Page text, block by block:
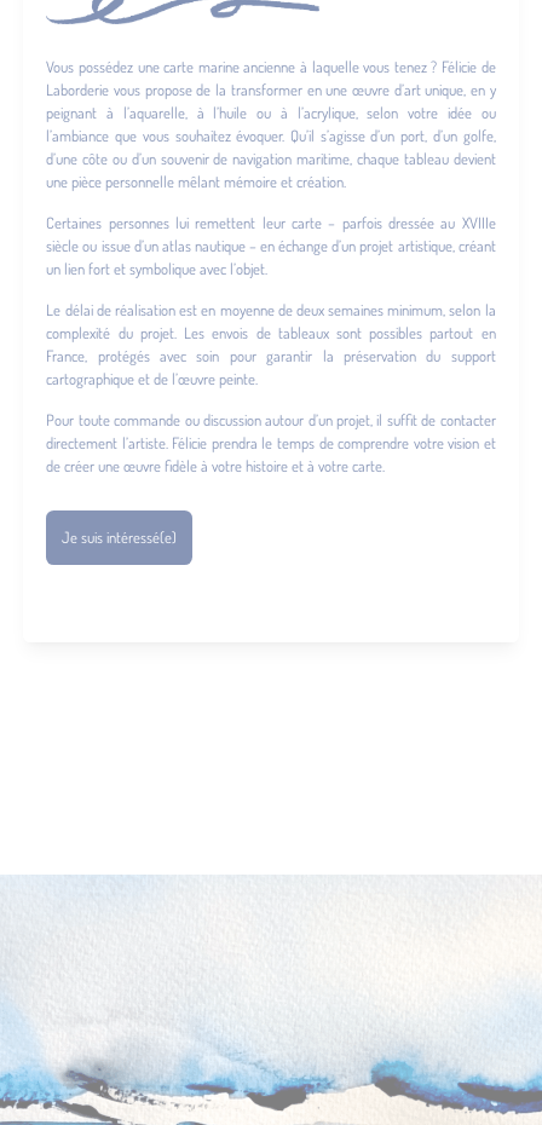
Vous possédez une carte marine ancienne à laquelle vous tenez ? Félicie de
Laborderie vous propose de la transformer en une œuvre d’art unique, en y
peignant à l’aquarelle, à l’huile ou à l’acrylique, selon votre idée ou
l’ambiance que vous souhaitez évoquer. Qu’il s’agisse d’un port, d’un golfe,
d’une côte ou d’un souvenir de navigation maritime, chaque tableau devient
une pièce personnelle mêlant mémoire et création.
Certaines personnes lui remettent leur carte – parfois dressée au XVIIIe
siècle ou issue d’un atlas nautique – en échange d’un projet artistique, créant
un lien fort et symbolique avec l’objet.
Le délai de réalisation est en moyenne de deux semaines minimum, selon la
complexité du projet. Les envois de tableaux sont possibles partout en
France, protégés avec soin pour garantir la préservation du support
cartographique et de l’œuvre peinte.
Pour toute commande ou discussion autour d’un projet, il suffit de contacter
directement l’artiste. Félicie prendra le temps de comprendre votre vision et
de créer une œuvre fidèle à votre histoire et à votre carte.
Je suis intéressé(e)